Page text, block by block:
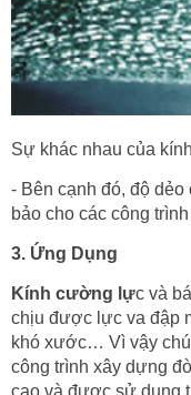
Sự khác nhau của
- Bên cạnh đó, độ
bảo cho các công
3. Ứng Dụng
Kính cường lực và
chịu được lực va đập
khó xước… Vì vậy
công trình xây dựng
cao và được sử dụng